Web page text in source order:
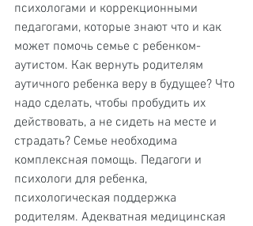
психологами и коррекционными
педагогами, которые знают что и как
может помочь семье с ребенком-
аутистом. Как вернуть родителям
аутичного ребенка веру в будущее? Что
надо сделать, чтобы пробудить их
действовать, а не сидеть на месте и
страдать? Семье необходима
комплексная помощь. Педагоги и
психологи для ребенка,
психологическая поддержка
родителям. Адекватная медицинская